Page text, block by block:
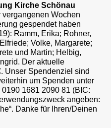
Kirche Schönau
Wochen
gespendet haben
Ramm, Erika; Rohner,
Volke, Margarete;
und Martin; Helbig,
Der aktuelle
Unser Spendenziel sind
um Spenden unter
1681 2090 81 (BIC:
angeben:
Danke für Ihren/Deinen